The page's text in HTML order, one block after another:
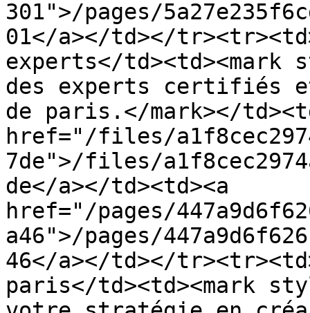
301">/pages/
01</a></td></
experts</
des experts certifiés
de paris.</mark></
href="/files/
7de">/files/
de</a></td><td><a
href="/pages/
a46">/pages/
46</a></td></
paris</td><td><mark